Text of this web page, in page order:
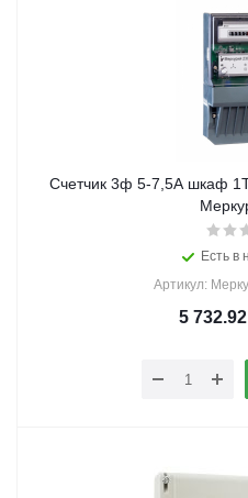
Счетчик 3ф 5-7,5А шкаф
Есть в
Артикул:
5 732.92